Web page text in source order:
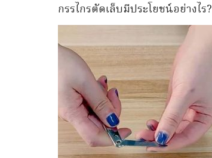
กรรไกรตัดเล็บมีประโยชน์อย่างไร?